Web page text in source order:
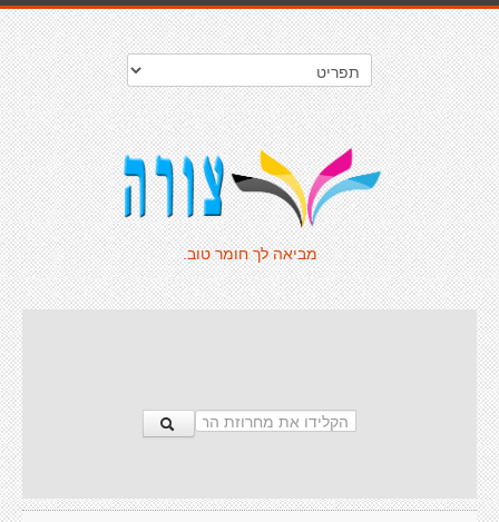
מביאה לך חומר טוב.